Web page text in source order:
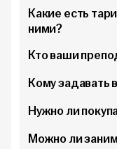
Какие есть
ними?
Кто ваши
Кому задавать
Нужно ли
Можно ли